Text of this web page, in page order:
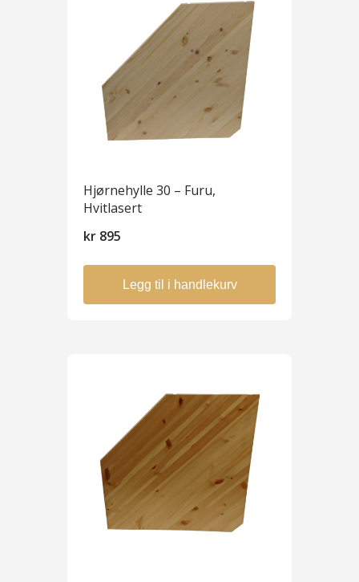
Hjørnehylle 30 – Furu,
Hvitlasert
kr 895
Legg til i handlekurv